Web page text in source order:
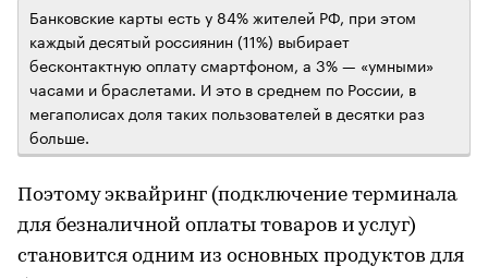
Банковские карты есть у 84% жителей РФ, при этом
каждый десятый россиянин (11%) выбирает
бесконтактную оплату смартфоном, а 3% — «умными»
часами и браслетами. И это в среднем по России, в
мегаполисах доля таких пользователей в десятки раз
больше.
Поэтому эквайринг (подключение терминала
для безналичной оплаты товаров и услуг)
становится одним из основных продуктов для